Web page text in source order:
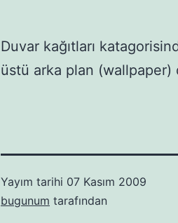
Duvar kağıtları
üstü arka plan (wallpaper)
Yayım tarihi 07 Kasım 2009
bugunum tarafından